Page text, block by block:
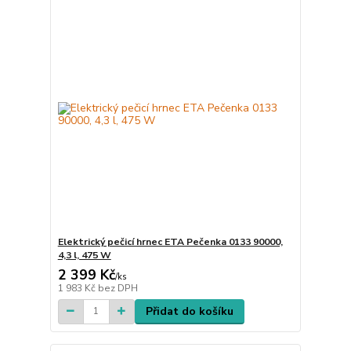
Elektrický pečicí hrnec ETA Pečenka 0133 90000,
4,3 l, 475 W
2 399 Kč/ks
1 983 Kč bez DPH
Přidat do košíku